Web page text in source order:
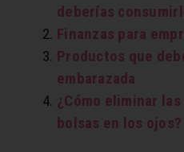
deberías
Finanzas para
Productos que
embarazada
¿Cómo eliminar
bolsas en los ojos?